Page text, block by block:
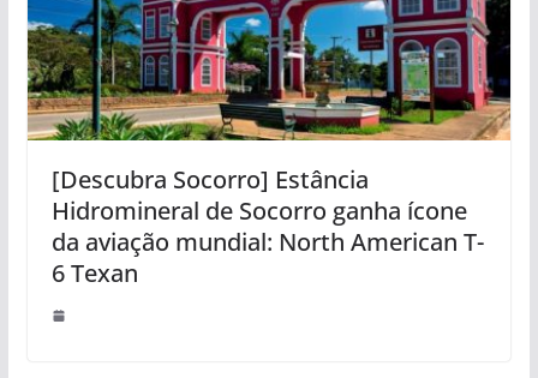
[Descubra Socorro] Estância
Hidromineral de Socorro ganha ícone
da aviação mundial: North American T-
6 Texan